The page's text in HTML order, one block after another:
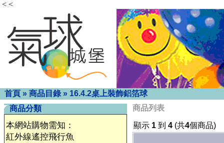
< <
首頁 » 商品目錄 » 16.4.2桌上裝飾鋁箔球
商品分類
本網站購物需知：
紅外線遙控飛行魚
商品列表
顯示 1 到 4 (共4個商品)